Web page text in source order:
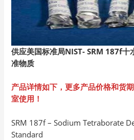
供应美国标准局NIST- SRM 187f十
准物质
产品详情如下，更多产品价格和货
室使用！
SRM 187f – Sodium Tetraborate
Standard